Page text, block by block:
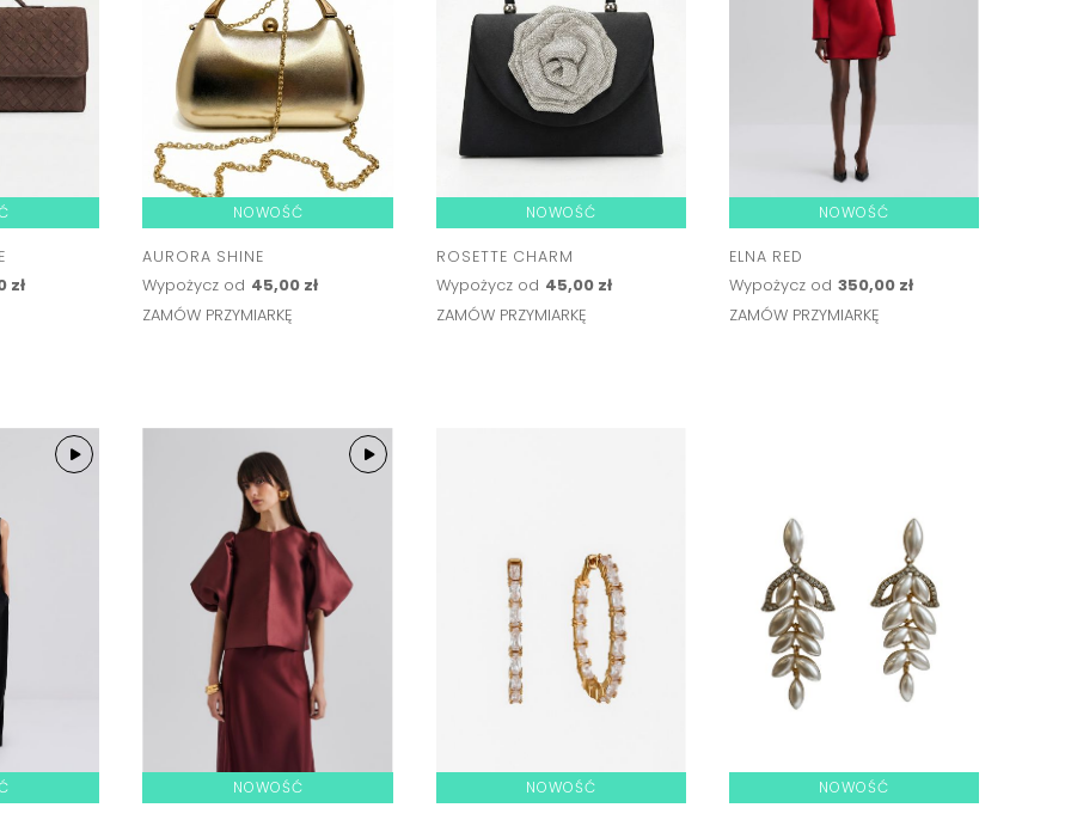
zł
NOWOŚĆ
AURORA SHINE
Wypożycz od 45,00 zł
ZAMÓW PRZYMIARKĘ
NOWOŚĆ
ROSETTE CHARM
Wypożycz od 45,00 zł
ZAMÓW PRZYMIARKĘ
NOWOŚĆ
ELNA RED
Wypożycz od 350,00 zł
ZAMÓW PRZYMIARKĘ
NOWOŚĆ NOWOŚĆ NOWOŚĆ